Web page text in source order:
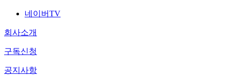
네이버TV
회사소개
구독신청
공지사항